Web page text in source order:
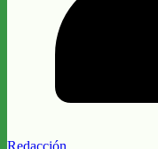
Redacción